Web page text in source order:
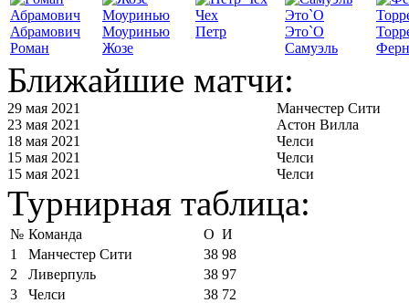
Абрамович
Роман
Моуринью
Жозе
Чех
Петр
Это`О
Самуэль
Ближайшие матчи:
29 мая 2021
Манчестер Сити
23 мая 2021
Астон Вилла
18 мая 2021
Челси
15 мая 2021
Челси
15 мая 2021
Челси
Турнирная таблица:
№ Команда О И
1
Манчестер Сити 38 98
2
Ливерпуль 38 97
3
Челси 38 72